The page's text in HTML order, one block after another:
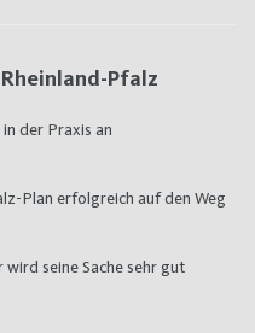
Pfalz
der Praxis an
Plan erfolgreich auf den Weg
wird seine Sache sehr gut